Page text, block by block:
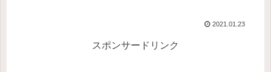
2021.01.23
スポンサードリンク